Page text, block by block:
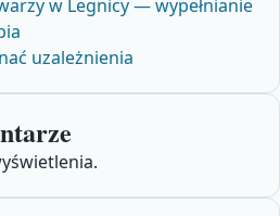
w Legnicy — wypełnianie
uzależnienia